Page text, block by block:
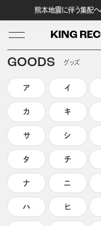
熊本地震に伴う集配
KING
LOG IN
GOODS グッズ
ア イ
カ キ
サ シ
タ チ
ナ ニ
ハ ヒ